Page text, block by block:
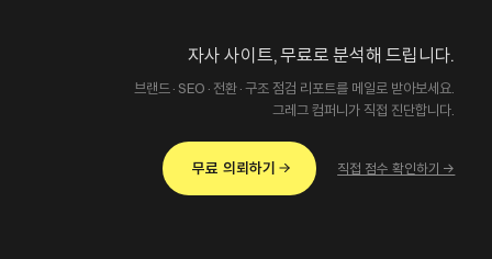
자사 사이트, 무료로 분석해 드립니다.
브랜드·SEO·전환·구조 점검 리포트를 메일로 받아보세요.
그레그 컴퍼니가 직접 진단합니다.
무료 의뢰하기 직접 점수 확인하기 →